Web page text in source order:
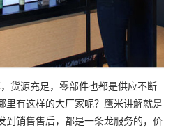
货源充足，零部件也都是供应不断
里有这样的大厂家呢？鹰米讲解就是
到销售售后，都是一条龙服务的，价